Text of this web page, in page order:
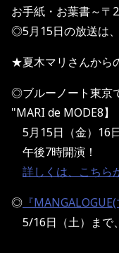
お手紙・お葉書～〒
◎5月15日の放送は、
★夏木マリさんから
◎ブルーノート東京
"MARI de MODE8】
5月15日（金）16
午後7時開演！
詳しくは、こちら
◎ 『
5/16日（土）ま